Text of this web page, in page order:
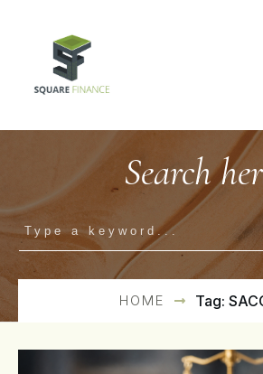
Search
HOME Tag: